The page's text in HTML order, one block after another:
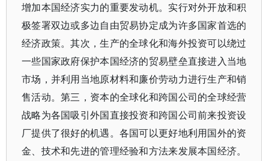
增加本国经济实力的重要发动机。实行对外开放和积
极签署双边或多边自由贸易协定成为许多国家首选的
经济政策。其次，生产的全球化和海外投资可以绕过
一些国家政府保护本国经济的贸易壁垒直接进入当地
市场，并利用当地原材料和廉价劳动力进行生产和销
售活动。第三，资本的全球化和跨国公司的全球经营
战略为各国吸引外国直接投资和跨国公司前来投资设
厂提供了很好的机遇。各国可以更好地利用国外的资
金、技术和先进的管理经验和方法来发展本国经济。